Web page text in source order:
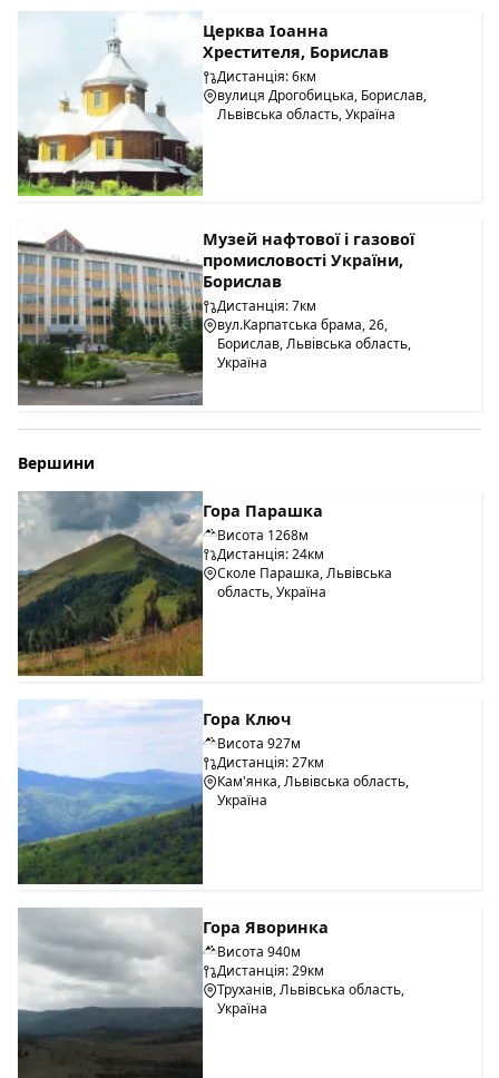
Церква Іоанна
Хрестителя, Борислав
Дистанція: 6км
вулиця Дрогобицька, Борислав,
Львівська область, Україна
Музей нафтової і газової
промисловості України,
Борислав
Дистанція: 7км
вул.Карпатська брама, 26,
Борислав, Львівська область,
Україна
Вершини
Гора Парашка
Висота 1268м
Дистанція: 24км
Сколе Парашка, Львівська
область, Україна
Гора Ключ
Висота 927м
Дистанція: 27км
Кам'янка, Львівська область,
Україна
Гора Яворинка
Висота 940м
Дистанція: 29км
Труханів, Львівська область,
Україна